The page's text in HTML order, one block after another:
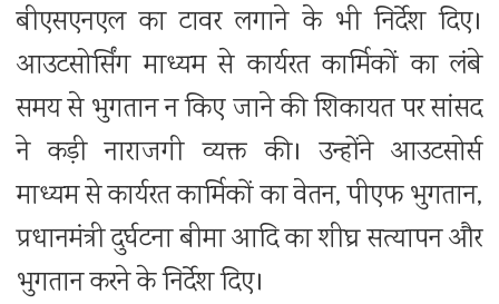
बीएसएनएल का टावर लगाने के भी निर्देश दिए।
आउटसोर्सिंग माध्यम से कार्यरत कार्मिकों का लंबे
समय से भुगतान न किए जाने की शिकायत पर सांसद
ने कड़ी नाराजगी व्यक्त की। उन्होंने आउटसोर्स
माध्यम से कार्यरत कार्मिकों का वेतन, पीएफ भुगतान,
प्रधानमंत्री दुर्घटना बीमा आदि का शीघ्र सत्यापन और
भुगतान करने के निर्देश दिए।